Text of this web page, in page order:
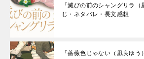
「滅びの前のシャングリラ
じ・ネタバレ・長文感想
「薔薇色じゃない（凪良ゆ